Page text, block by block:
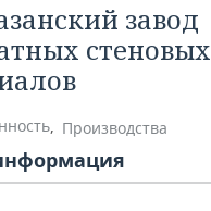
О ДОХОДАХ
ПФО
ЭКОНОМИКИ
завод
стеновых
, Производства